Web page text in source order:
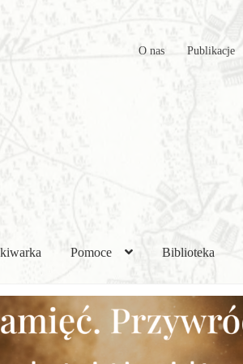
O nas Publikacje
Pomoce Biblioteka